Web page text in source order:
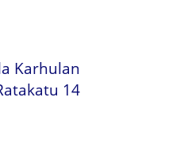
Karhulan
14